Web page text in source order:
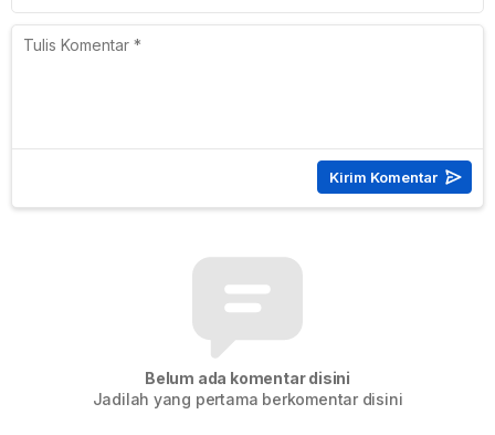
Belum ada komentar disini
Jadilah yang pertama berkomentar disini